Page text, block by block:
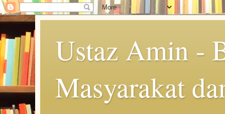
Ustaz Amin -
Masyarakat